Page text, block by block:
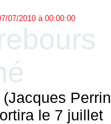
07/2010 à 00:00:00
Perrin
le 7 juillet